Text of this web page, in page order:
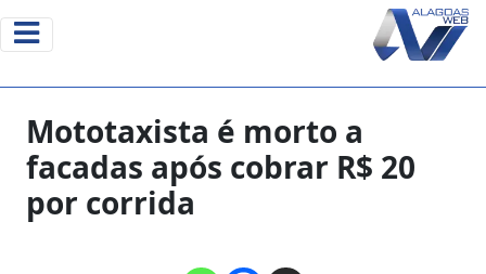
Mototaxista é morto a
facadas após cobrar R$ 20
por corrida